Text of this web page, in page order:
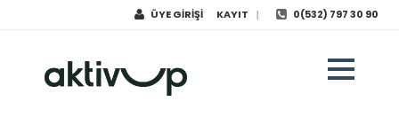
ÜYE GİRİŞİ KAYIT | 0(532) 797 30 90